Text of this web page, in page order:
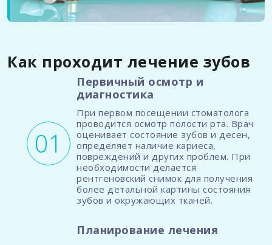
Как проходит лечение зубов
Первичный осмотр и
диагностика
При первом посещении стоматолога
проводится осмотр полости рта. Врач
оценивает состояние зубов и десен,
определяет наличие кариеса,
повреждений и других проблем. При
необходимости делается
рентгеновский снимок для получения
более детальной картины состояния
зубов и окружающих тканей.
Планирование лечения